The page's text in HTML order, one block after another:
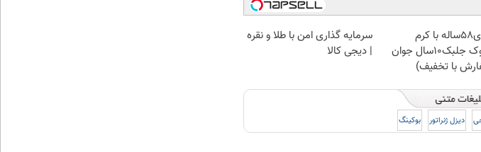
این آقای58ساله با کرم
ضدچروک جلبک10سال جوان
با تخفیف)
سرمایه گذاری امن با طلا و نقره
| دیجی کالا
دیزل ژنراتور بوکینگ